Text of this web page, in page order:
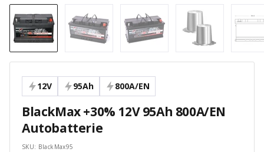
12V 95Ah 800A/EN
BlackMax +30% 12V 95Ah 800A/EN
Autobatterie
SKU: BlackMax95